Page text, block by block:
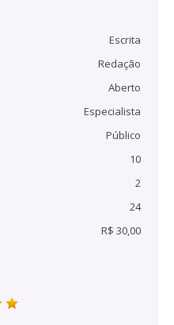
Escrita
Redação
Aberto
Especialista
Público
10
2
24
R$ 30,00